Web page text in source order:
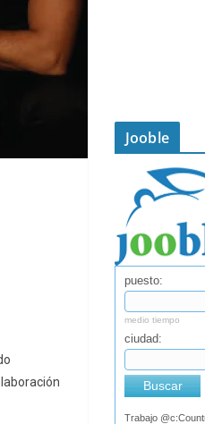
Jooble
puesto:
medio tiempo
ciudad:
Buscar
Trabajo